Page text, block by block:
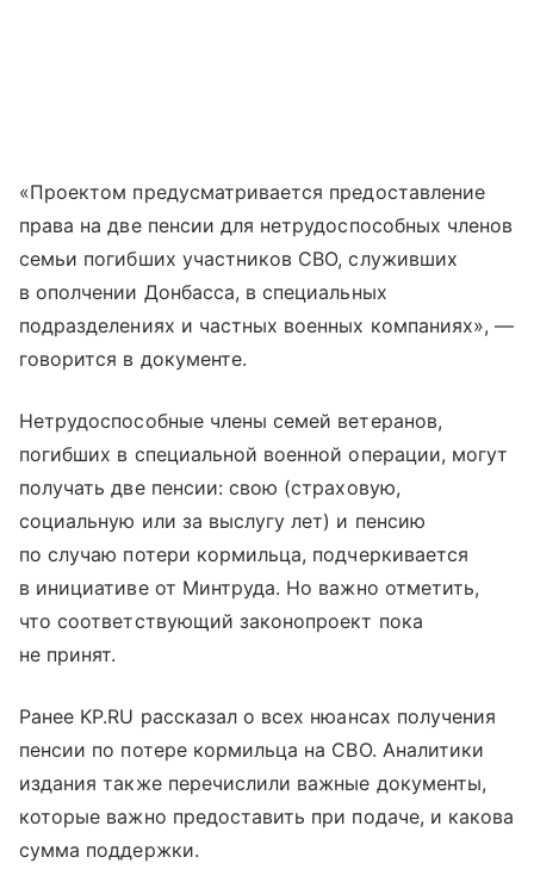
«Проектом предусматривается предоставление
права на две пенсии для нетрудоспособных членов
семьи погибших участников СВО, служивших
в ополчении Донбасса, в специальных
подразделениях и частных военных компаниях», —
говорится в документе.
Нетрудоспособные члены семей ветеранов,
погибших в специальной военной операции, могут
получать две пенсии: свою (страховую,
социальную или за выслугу лет) и пенсию
по случаю потери кормильца, подчеркивается
в инициативе от Минтруда. Но важно отметить,
что соответствующий законопроект пока
не принят.
Ранее KP.RU рассказал о всех нюансах получения
пенсии по потере кормильца на СВО. Аналитики
издания также перечислили важные документы,
которые важно предоставить при подаче, и какова
сумма поддержки.